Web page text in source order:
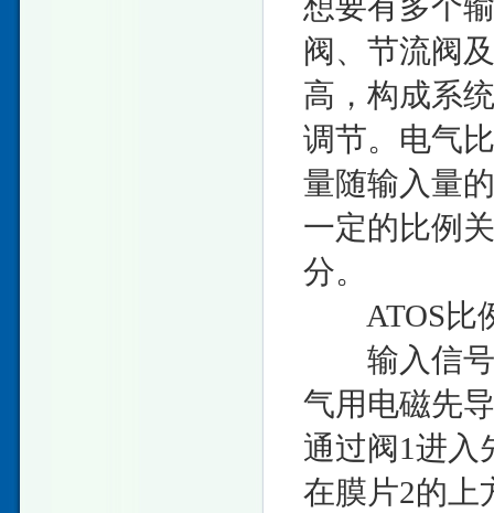
阀、节流阀
高，构成系
调节。电气
量随输入量
一定的比例
分。
ATOS比
输入信号
气用电磁先
通过阀1进入
在膜片2的上